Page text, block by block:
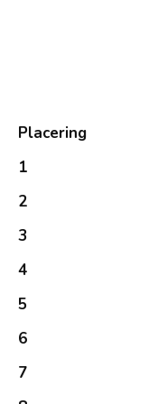
Placering
1
2
3
4
5
6
7